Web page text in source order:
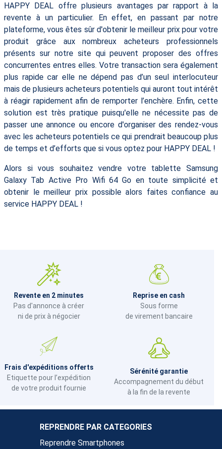
HAPPY DEAL offre plusieurs avantages par rapport à la
revente à un particulier. En effet, en passant par notre
plateforme, vous êtes sûr d'obtenir le meilleur prix pour votre
produit grâce aux nombreux acheteurs professionnels
présents sur notre site qui peuvent proposer des offres
concurrentes entres elles. Votre transaction sera également
plus rapide car elle ne dépend pas d’un seul interlocuteur
mais de plusieurs acheteurs potentiels qui auront tout intérêt
à réagir rapidement afin de remporter l’enchère. Enfin, cette
solution est très pratique puisqu'elle ne nécessite pas de
passer une annonce ou encore d'organiser des rendez-vous
avec les acheteurs potentiels ce qui prendrait beaucoup plus
de temps et d’efforts que si vous optez pour HAPPY DEAL !
Alors si vous souhaitez vendre votre tablette Samsung
Galaxy Tab Active Pro Wifi 64 Go en toute simplicité et
obtenir le meilleur prix possible alors faites confiance au
service HAPPY DEAL !
Revente en 2 minutes
Pas d'annonce à créer
ni de prix à négocier
Reprise en cash
Sous forme
de virement bancaire
Frais d'expéditions offerts
Etiquette pour l’expédition
de votre produit fournie
Sérénité garantie
Accompagnement du début
à la fin de la revente
REPRENDRE PAR CATEGORIES
Reprendre Smartphones